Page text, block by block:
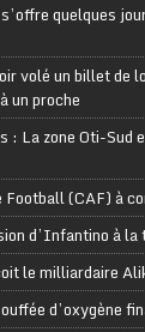
quelques
volé un billet de
un proche
: La zone Oti-Sud
Football (CAF) à
d’Infantino à
le milliardaire
d’oxygène